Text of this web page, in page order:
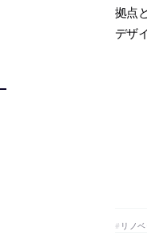
拠点
デザ
リノ